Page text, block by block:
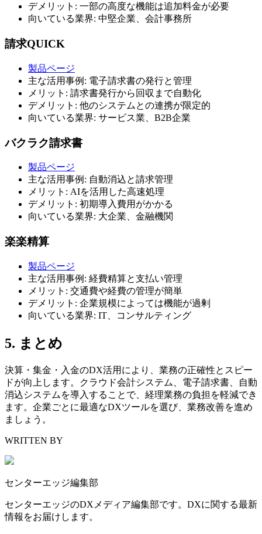
デメリット: 一部の高度な機能は追加料金が必要
向いている業界: 中堅企業、会計事務所
請求QUICK
製品ページ
主な活用事例: 電子請求書の発行と管理
メリット: 請求書発行から回収まで自動化
デメリット: 他のシステムとの連携が限定的
向いている業界: サービス業、B2B企業
バクラク請求書
製品ページ
主な活用事例: 自動消込と請求管理
メリット: AIを活用した高速処理
デメリット: 初期導入費用がかかる
向いている業界: 大企業、金融機関
楽楽精算
製品ページ
主な活用事例: 経費精算と支払い管理
メリット: 交通費や経費の管理が簡単
デメリット: 企業規模によっては機能が過剰
向いている業界: IT、コンサルティング
5. まとめ
決算・集金・入金のDX活用により、業務の正確性とスピー
ドが向上します。クラウド会計システム、電子請求書、自動
消込システムを導入することで、経理業務の負担を軽減でき
ます。企業ごとに最適なDXツールを選び、業務改善を進め
ましょう。
WRITTEN BY
センターエッジ編集部
センターエッジのDXメディア編集部です。DXに関する最新
情報をお届けします。